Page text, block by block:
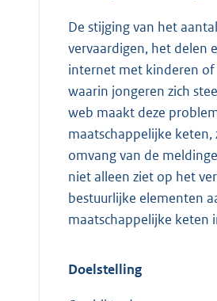
De stijging van het
vervaardigen, het delen
internet met kinderen of
waarin jongeren zich
web maakt deze
maatschappelijke
omvang van de
niet alleen ziet op het
bestuurlijke elementen
maatschappelijke keten
Doelstelling